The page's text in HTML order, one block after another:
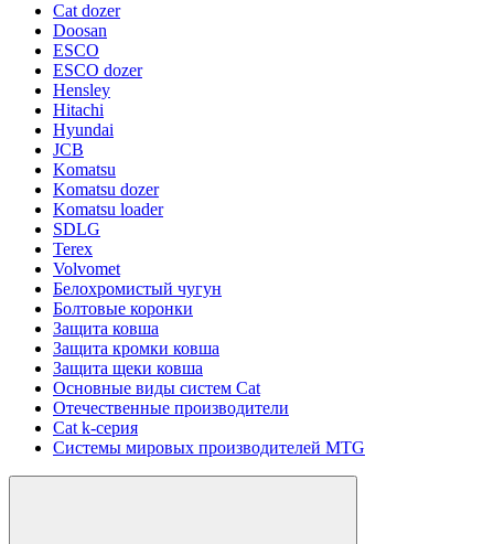
Cat dozer
Doosan
ESCO
ESCO dozer
Hensley
Hitachi
Hyundai
JCB
Komatsu
Komatsu dozer
Komatsu loader
SDLG
Terex
Volvomet
Белохромистый чугун
Болтовые коронки
Защита ковша
Защита кромки ковша
Защита щеки ковша
Основные виды систем Cat
Отечественные производители
Сat k-серия
Системы мировых производителей MTG